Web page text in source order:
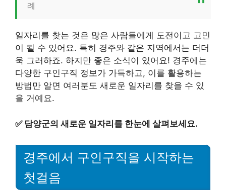
례
일자리를 찾는 것은 많은 사람들에게 도전이고 고민
이 될 수 있어요. 특히 경주와 같은 지역에서는 더더
욱 그러하죠. 하지만 좋은 소식이 있어요! 경주에는
다양한 구인구직 정보가 가득하고, 이를 활용하는
방법만 알면 여러분도 새로운 일자리를 찾을 수 있
을 거예요.
✅ 담양군의 새로운 일자리를 한눈에 살펴보세요.
경주에서 구인구직을 시작하는
첫걸음